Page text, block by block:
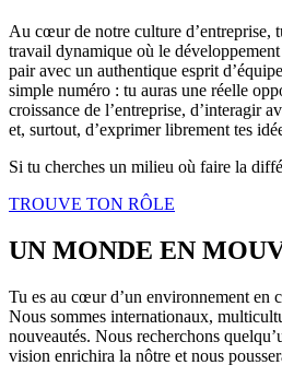
Au cœur de notre culture d’entreprise,
travail dynamique où le
pair avec un authentique esprit
simple numéro : tu auras une réelle
croissance de l’entreprise, d’interagir
et, surtout, d’exprimer librement tes
Si tu cherches un milieu où faire la
TROUVE TON RÔLE
UN MONDE EN
Tu es au cœur d’un environnement en
Nous sommes internationaux,
nouveautés. Nous recherchons
vision enrichira la nôtre et nous